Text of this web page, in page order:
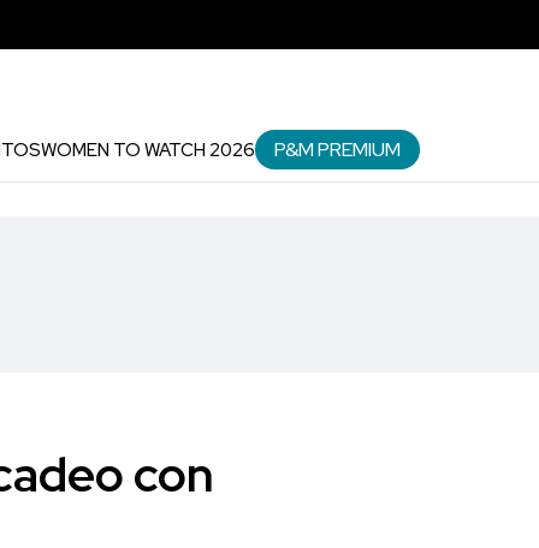
WOMEN TO WATCH 2026 P&M PREMIUM
con